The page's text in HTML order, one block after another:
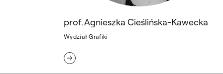
prof. Agnieszka Cieślińska-Kawecka
Wydział Grafiki